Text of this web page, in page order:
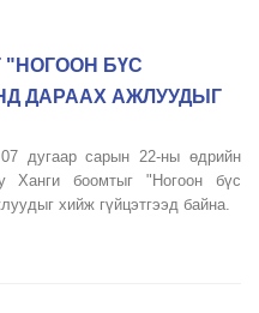
БҮС
ДАРААХ АЖЛУУДЫГ
дугаар сарын 22-ны өдрийн
Ханги боомтыг "Ногоон бүс
хийж гүйцэтгээд байна.